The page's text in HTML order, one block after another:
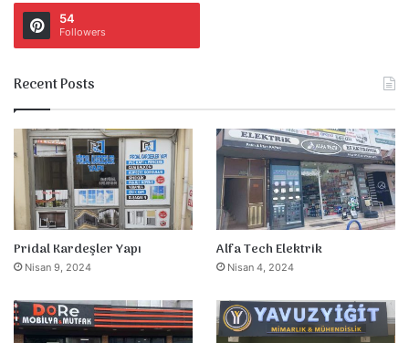
54
Followers
Recent Posts
Pridal Kardeşler Yapı
Nisan 9, 2024
Alfa Tech Elektrik
Nisan 4, 2024